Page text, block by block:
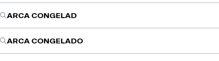
ARCA CONGELAD
ARCA CONGELADO